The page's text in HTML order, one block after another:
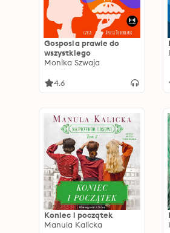
Gosposia prawie do
wszystkiego
Monika Szwaja
4.6
Koniec i początek
Manula Kalicka